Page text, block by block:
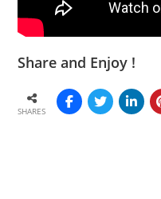
Share and Enjoy !
SHARES